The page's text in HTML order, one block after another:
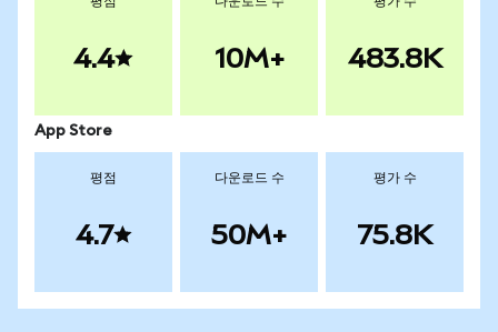
4.4 10M+ 483.8K
App Store
평점
4.7
다운로드 수
50M+
평가 수
75.8K